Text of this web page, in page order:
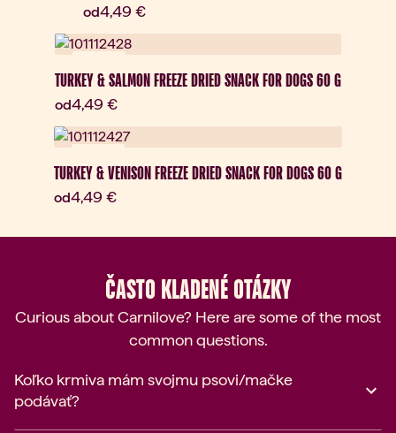
odAktuálna cena:
4,49 €
TURKEY & SALMON FREEZE DRIED SNACK FOR DOGS 60 G
odAktuálna cena:
4,49 €
TURKEY & VENISON FREEZE DRIED SNACK FOR DOGS 60 G
odAktuálna cena:
4,49 €
ČASTO KLADENÉ OTÁZKY
Curious about Carnilove? Here are some of the most
common questions.
Koľko krmiva mám svojmu psovi/mačke
podávať?